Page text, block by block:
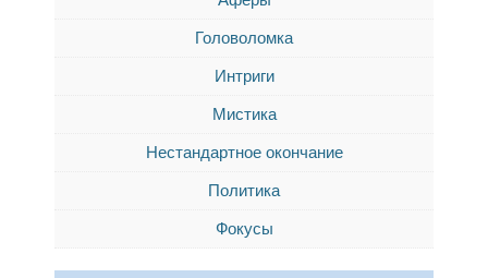
Головоломка
Интриги
Мистика
Нестандартное окончание
Политика
Фокусы